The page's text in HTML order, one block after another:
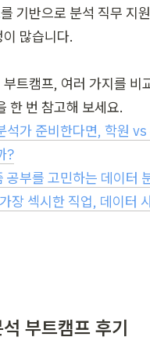
기반으로 분석 직무 지
많습니다.
부트캠프, 여러 가지를 비
한 번 참고해 보세요.
석가 준비한다면, 학원
?
공부를 고민하는 데이터
장 섹시한 직업, 데이터
부트캠프 후기